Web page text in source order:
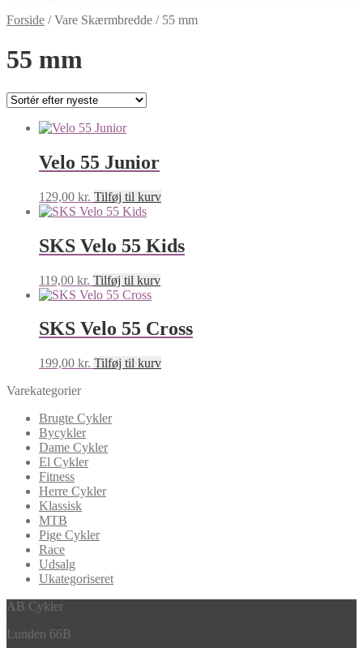
Forside /Vare Skærmbredde / 55 mm
55 mm
Velo 55 Junior
129,00 kr. Tilføj til kurv
SKS Velo 55 Kids
119,00 kr. Tilføj til kurv
SKS Velo 55 Cross
199,00 kr. Tilføj til kurv
Varekategorier
Brugte Cykler
Bycykler
Dame Cykler
El Cykler
Fitness
Herre Cykler
Klassisk
MTB
Pige Cykler
Race
Udsalg
Ukategoriseret
AB Cykler
Lunden 66B